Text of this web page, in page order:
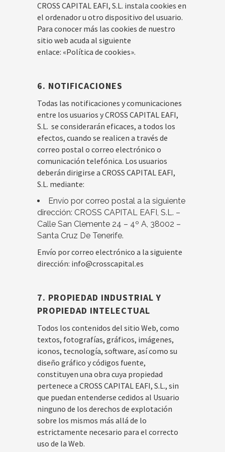
CROSS CAPITAL EAFI, S.L. instala cookies en
el ordenador u otro dispositivo del usuario.
Para conocer más las cookies de nuestro
sitio web acuda al siguiente
enlace: «Política de cookies».
6. NOTIFICACIONES
Todas las notificaciones y comunicaciones
entre los usuarios y CROSS CAPITAL EAFI,
S.L. se considerarán eficaces, a todos los
efectos, cuando se realicen a través de
correo postal o correo electrónico o
comunicación telefónica. Los usuarios
deberán dirigirse a CROSS CAPITAL EAFI,
S.L. mediante:
Envío por correo postal a la siguiente
dirección: CROSS CAPITAL EAFI, S.L. –
Calle San Clemente 24 – 4º A, 38002 –
Santa Cruz De Tenerife.
Envío por correo electrónico a la siguiente
dirección: info@crosscapital.es
7. PROPIEDAD INDUSTRIAL Y
PROPIEDAD INTELECTUAL
Todos los contenidos del sitio Web, como
textos, fotografías, gráficos, imágenes,
iconos, tecnología, software, así como su
diseño gráfico y códigos fuente,
constituyen una obra cuya propiedad
pertenece a CROSS CAPITAL EAFI, S.L., sin
que puedan entenderse cedidos al Usuario
ninguno de los derechos de explotación
sobre los mismos más allá de lo
estrictamente necesario para el correcto
uso de la Web.